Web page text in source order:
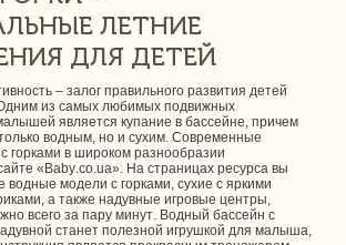
ЛЕТНИЕ
ДЛЯ ДЕТЕЙ
– залог правильного развития детей
из самых любимых подвижных
является купание в бассейне, причем
водным, но и сухим. Современные
горками в широком разнообразии
«Baby.co.ua». На страницах ресурса вы
водные модели с горками, сухие с яркими
а также надувные игровые центры,
всего за пару минут. Водный бассейн с
станет полезной игрушкой для малыша,